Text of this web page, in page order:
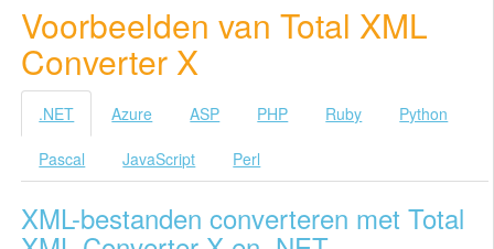
Voorbeelden van Total XML
Converter X
.NET Azure ASP PHP Ruby Python
Pascal JavaScript Perl
XML-bestanden converteren met Total